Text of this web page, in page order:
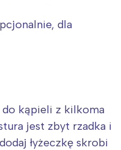
dla
do kąpieli z kilkoma
jest zbyt rzadka i
łyżeczkę skrobi